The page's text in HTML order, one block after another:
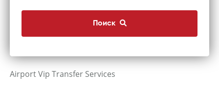
Поиск
Airport Vip Transfer Services